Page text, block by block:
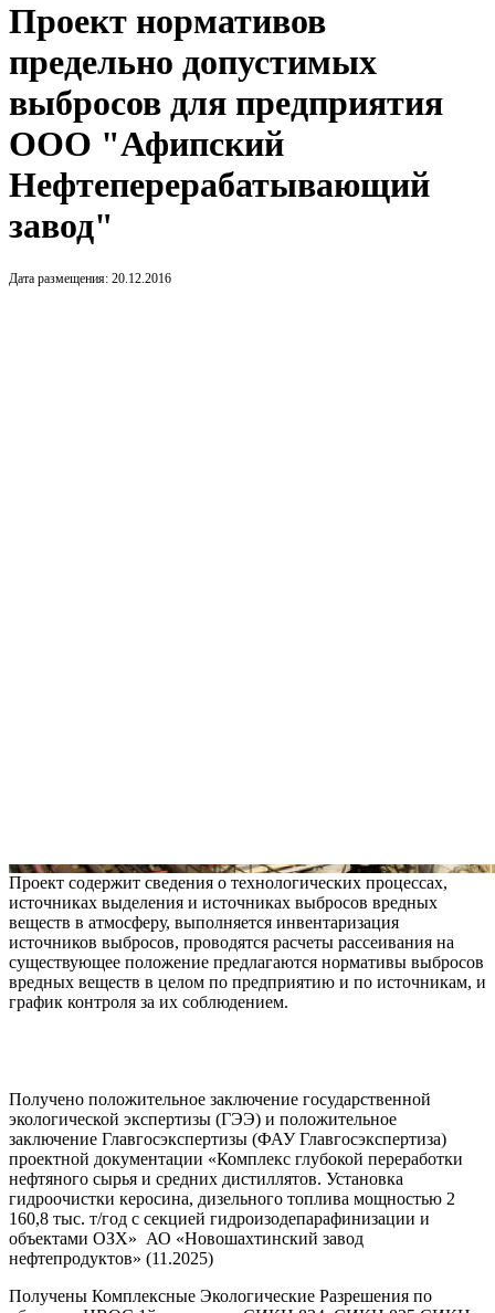
Проект нормативов
предельно допустимых
выбросов для предприятия
ООО "Афипский
Нефтеперерабатывающий
завод"
Дата размещения: 20.12.2016
Проект содержит сведения о технологических процессах,
источниках выделения и источниках выбросов вредных
веществ в атмосферу, выполняется инвентаризация
источников выбросов, проводятся расчеты рассеивания на
существующее положение предлагаются нормативы выбросов
вредных веществ в целом по предприятию и по источникам, и
график контроля за их соблюдением.
Получено положительное заключение государственной
экологической экспертизы (ГЭЭ) и положительное
заключение Главгосэкспертизы (ФАУ Главгосэкспертиза)
проектной документации «Комплекс глубокой переработки
нефтяного сырья и средних дистиллятов. Установка
гидроочистки керосина, дизельного топлива мощностью 2
160,8 тыс. т/год с секцией гидроизодепарафинизации и
объектами ОЗХ» АО «Новошахтинский завод
нефтепродуктов» (11.2025)
Получены Комплексные Экологические Разрешения по